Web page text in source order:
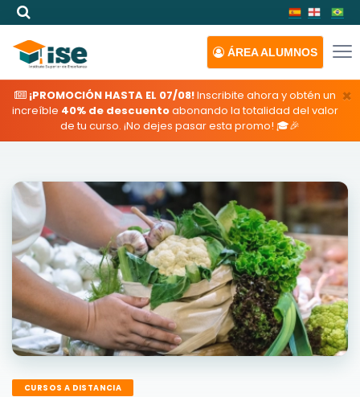
ÁREAALUMNOS
×
¡PROMOCIÓN HASTA EL 07/08!Inscribite ahora y obtén un
increíble 40% de descuentoabonando la totalidad del valor
de tu curso. ¡No dejes pasar esta promo! 🎓🎉
CURSOS A DISTANCIA